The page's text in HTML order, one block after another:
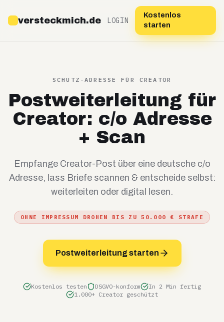
versteckmich.de LOGIN
Kostenlos
starten
SCHUTZ-ADRESSE FÜR CREATOR
Postweiterleitung für
Creator: c/o Adresse
+ Scan
Empfange Creator-Post über eine deutsche c/o
Adresse, lass Briefe scannen & entscheide selbst:
weiterleiten oder digital lesen.
OHNE IMPRESSUM DROHEN BIS ZU 50.000 € STRAFE
Postweiterleitung starten
Kostenlos testen DSGVO-konform
In 2 Min fertig
1.000+ Creator geschützt